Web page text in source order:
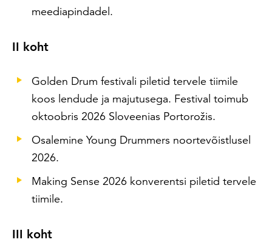
meediapindadel.
II koht
Golden Drum festivali piletid tervele tiimile
koos lendude ja majutusega. Festival toimub
oktoobris 2026 Sloveenias Portorožis.
Osalemine Young Drummers noortevõistlusel
2026.
Making Sense 2026 konverentsi piletid tervele
tiimile.
III koht